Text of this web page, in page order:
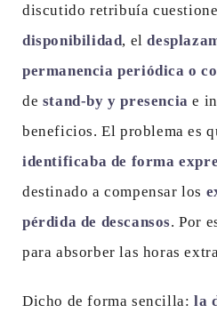
discutido retribuía
disponibilidad, el
permanencia periódica o
de stand-by y presencia e
beneficios. El problema es
identificaba de forma
destinado a compensar los
pérdida de descansos. Por
para absorber las horas
Dicho de forma sencilla: la